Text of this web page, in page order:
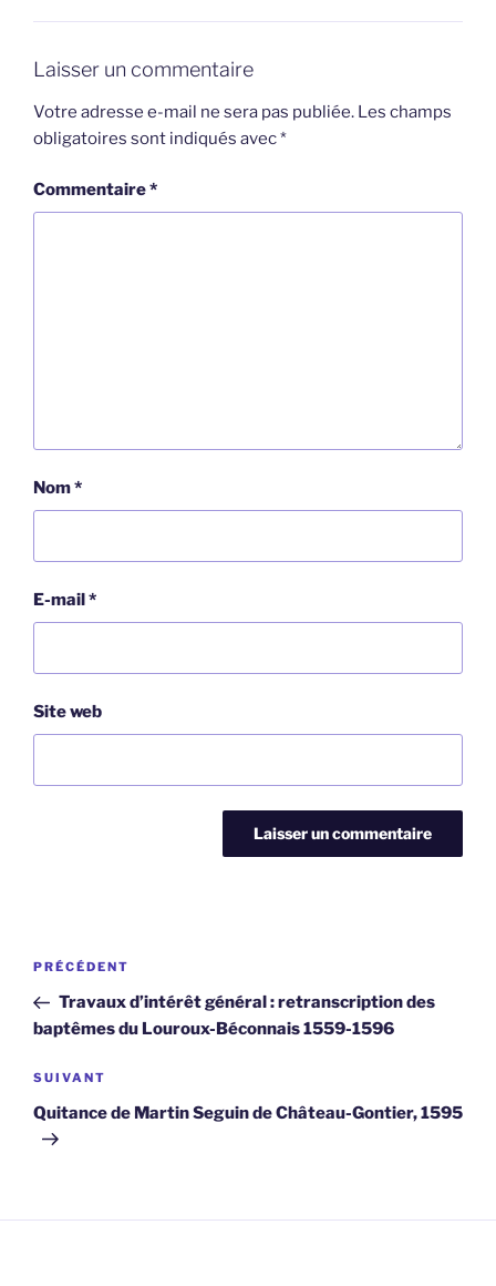
Laisser un commentaire
Votre adresse e-mail ne sera pas publiée. Les champs
obligatoires sont indiqués avec*
Commentaire*
Nom*
E-mail *
Site web
Navigation
l’article
Article
précédent
PRÉCÉDENT
Travaux d’intérêt général : retranscription des
baptêmes du Louroux-Béconnais 1559-1596
Article
suivant
SUIVANT
Quitance de Martin Seguin de Château-Gontier, 1595